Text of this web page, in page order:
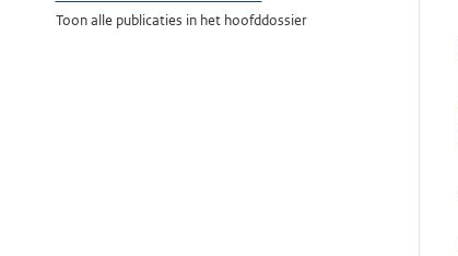
Toon alle publicaties in het hoofddossier